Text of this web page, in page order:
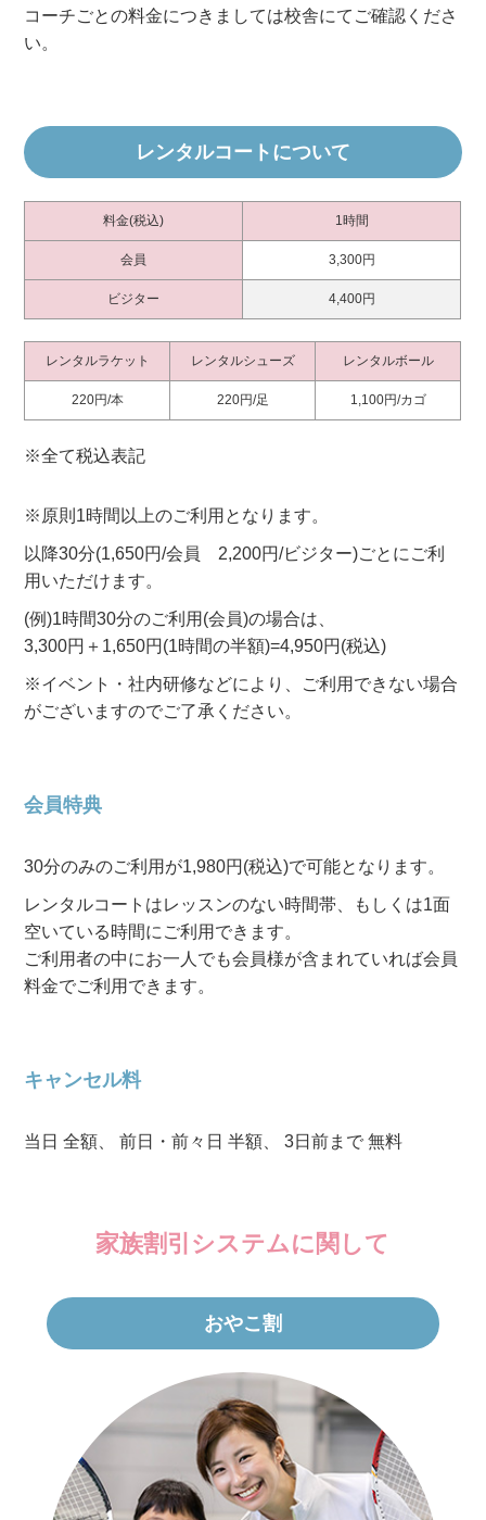
コーチごとの料金につきましては校舎にてご確認くださ
い。
レンタルコートについて
料金(税込) 1時間
会員 3,300円
ビジター 4,400円
レンタルラケット レンタルシューズ レンタルボール
220円/本 220円/足 1,100円/カゴ
※全て税込表記
※原則1時間以上のご利用となります。
以降30分(1,650円/会員 2,200円/ビジター)ごとにご利
用いただけます。
(例)1時間30分のご利用(会員)の場合は、
3,300円＋1,650円(1時間の半額)=4,950円(税込)
※イベント・社内研修などにより、ご利用できない場合
がございますのでご了承ください。
会員特典
30分のみのご利用が1,980円(税込)で可能となります。
レンタルコートはレッスンのない時間帯、もしくは1面
空いている時間にご利用できます。
ご利用者の中にお一人でも会員様が含まれていれば会員
料金でご利用できます。
キャンセル料
当日 全額、 前日・前々日 半額、 3日前まで 無料
家族割引システムに関して
おやこ割